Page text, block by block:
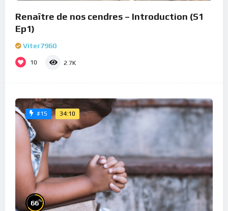
Renaître de nos cendres – Introduction (S1
Ep1)
Viter7960
10 2.7K
#15 34:10
66%